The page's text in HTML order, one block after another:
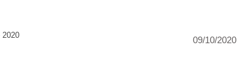
2020 09/10/2020